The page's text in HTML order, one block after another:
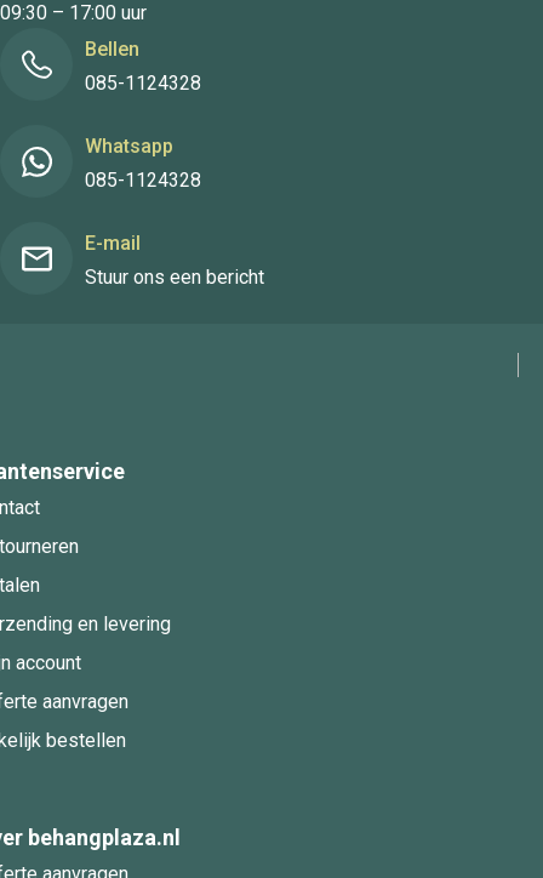
09:30 – 17:00 uur
Bellen
085-1124328
Whatsapp
085-1124328
E-mail
Stuur ons een bericht
en levering
account
aanvragen
bestellen
behangplaza.nl